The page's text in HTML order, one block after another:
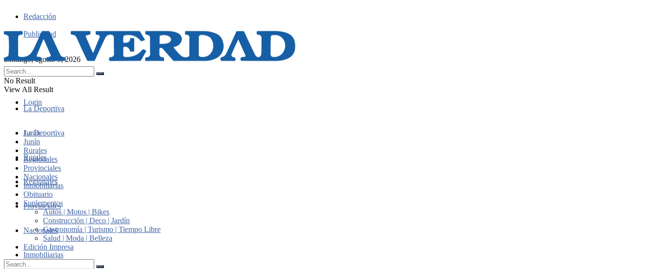
Redacción
Publicidad
domingo, agosto 9, 2026
Login
No Result
View All Result
La Deportiva
Junín
Rurales
Regionales
Provinciales
Nacionales
Inmobiliarias
La Deportiva
Junín
Rurales
Regionales
Provinciales
Nacionales
Inmobiliarias
Obituario
Suplementos
Autos | Motos | Bikes
Construcción | Deco | Jardín
Gastronomía | Turismo | Tiempo Libre
Salud | Moda | Belleza
Edición Impresa